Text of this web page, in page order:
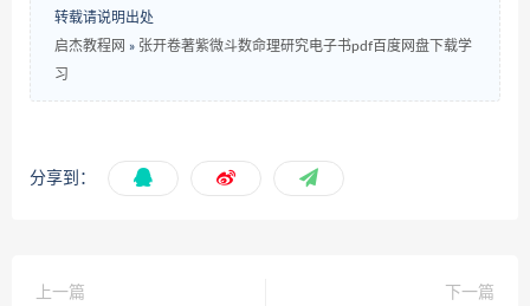
转载请说明出处
启杰教程网 » 张开卷著紫微斗数命理研究电子书pdf百度网盘下载学
习
分享到：
上一篇
下一篇